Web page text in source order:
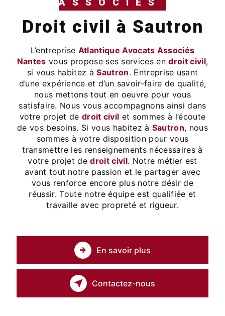
droit civil à Sautron
L’entreprise Atlantique Avocats Associés
Nantes vous propose ses services endroit civil,
si vous habitez àSautron. Entreprise usant
d’une expérience et d’un savoir-faire de qualité,
nous mettons tout en oeuvre pour vous
satisfaire. Nous vous accompagnons ainsi dans
votre projet de droit civil et sommes à l’écoute
de vos besoins. Si vous habitez à Sautron, nous
sommes à votre disposition pour vous
transmettre les renseignements nécessaires à
votre projet dedroit civil. Notre métier est
avant tout notre passion et le partager avec
vous renforce encore plus notre désir de
réussir. Toute notre équipe est qualifiée et
travaille avec propreté et rigueur.
En savoir plus
Contactez-nous